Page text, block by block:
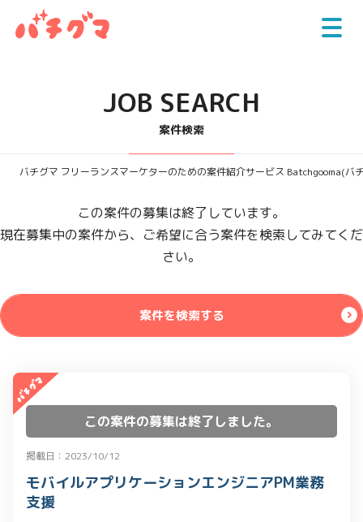
JOB SEARCH
案件検索
バチグマ フリーランスマーケターのための案件紹介サービス Batchgooma(バ
この案件の募集は終了しています。
現在募集中の案件から、ご希望に合う案件を検索してみてくだ
さい。
案件を検索する
この案件の募集は終了しました。
掲載日：2023/10/12
モバイルアプリケーションエンジニアPM業務
支援